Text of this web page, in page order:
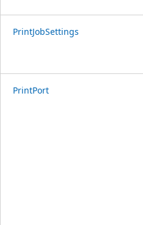
PrintJobSettings
PrintPort